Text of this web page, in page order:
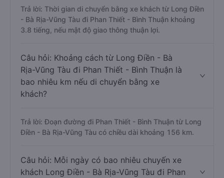
Trả lời: Thời gian di chuyển bằng xe khách từ Long Điền
- Bà Rịa-Vũng Tàu đi Phan Thiết - Bình Thuận khoảng
3.8 tiếng, nếu mật độ giao thông thuận lợi.
Câu hỏi: Khoảng cách từ Long Điền - Bà
Rịa-Vũng Tàu đi Phan Thiết - Bình Thuận là
bao nhiêu km nếu di chuyển bằng xe
khách?
Trả lời: Đoạn đường đi Phan Thiết - Bình Thuận từ Long
Điền - Bà Rịa-Vũng Tàu có chiều dài khoảng 156 km.
Câu hỏi: Mỗi ngày có bao nhiêu chuyến xe
khách Long Điền - Bà Rịa-Vũng Tàu đi Phan